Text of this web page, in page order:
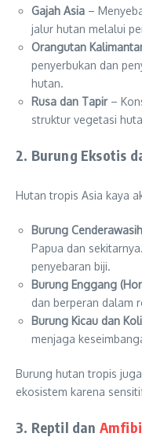
Gajah Asia –
jalur hutan melalui
Orangutan
penyerbukan dan
hutan.
Rusa dan Tapir–
struktur vegetasi
2. Burung Eksotis
Hutan tropis Asia kaya
Burung Cenderawasih
Papua dan
penyebaran biji.
Burung Enggang
dan berperan dalam
Burung Kicau dan
menjaga
Burung hutan tropis
ekosistem karena
3. Reptil dan